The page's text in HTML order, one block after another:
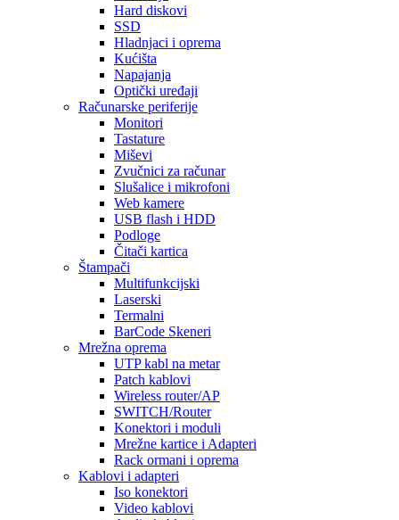
Hard diskovi
SSD
Hladnjaci i oprema
Kućišta
Napajanja
Optički uređaji
Računarske periferije
Monitori
Tastature
Miševi
Zvučnici za računar
Slušalice i mikrofoni
Web kamere
USB flash i HDD
Podloge
Čitači kartica
Štampači
Multifunkcijski
Laserski
Termalni
BarCode Skeneri
Mrežna oprema
UTP kabl na metar
Patch kablovi
Wireless router/AP
SWITCH/Router
Konektori i moduli
Mrežne kartice i Adapteri
Rack ormani i oprema
Kablovi i adapteri
Iso konektori
Video kablovi